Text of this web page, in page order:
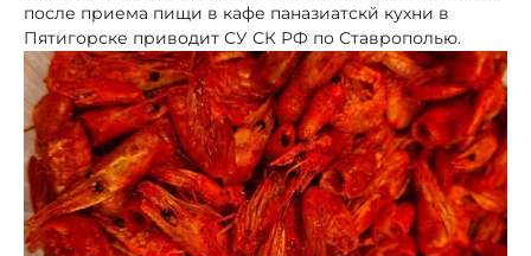
после приема пищи в кафе паназиатскй кухни в
Пятигорске приводит СУ СК РФ по Ставрополью.